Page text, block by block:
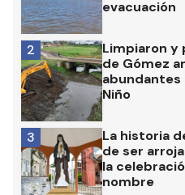
evacuación
Limpiaron y
de Gómez
abundantes
Niño
2
La historia
de ser
la
nombre
3